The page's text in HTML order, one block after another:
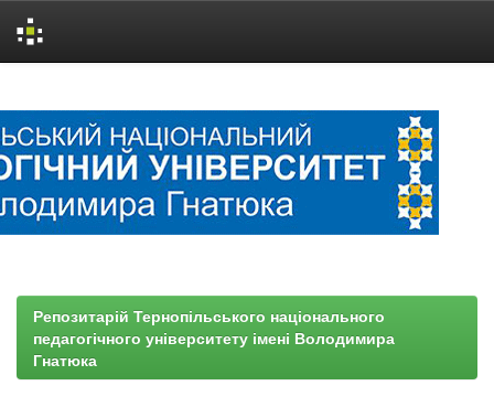
Репозитарій Тернопільського національного
педагогічного університету імені Володимира
Гнатюка